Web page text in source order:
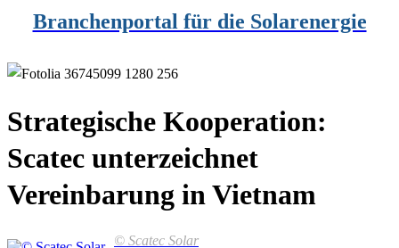
Branchenportal für die Solarenergie
Strategische Kooperation:
Scatec unterzeichnet
Vereinbarung in Vietnam
© Scatec Solar